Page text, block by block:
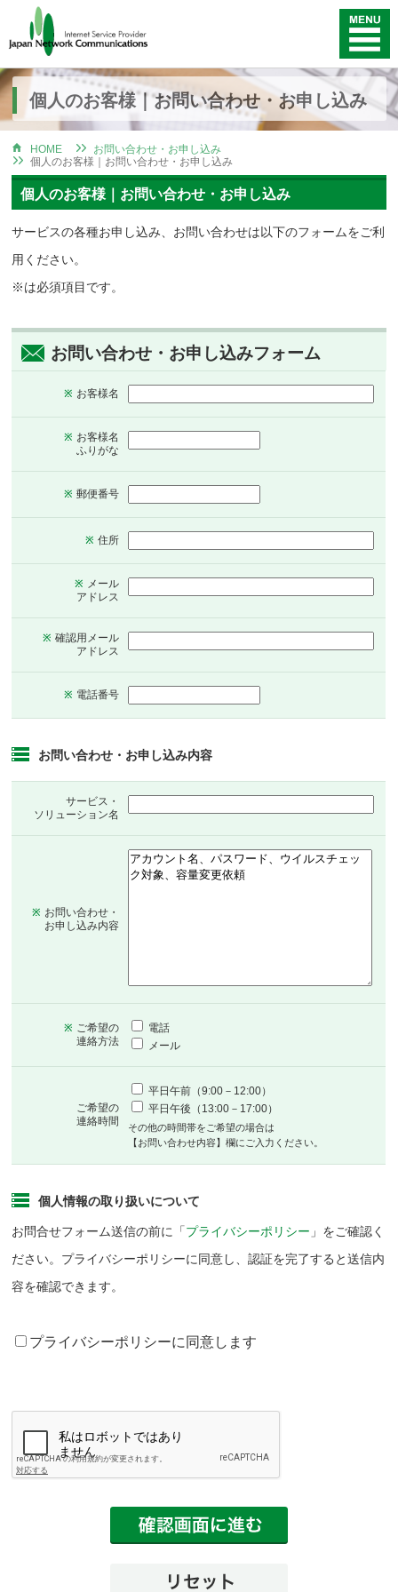
個人のお客様｜お問い合わせ・お申し込み
HOME
お問い合わせ・お申し込み
個人のお客様｜お問い合わせ・お申し込み
個人のお客様｜お問い合わせ・お申し込み
サービスの各種お申し込み、お問い合わせは以下のフォームをご利
用ください。
※は必須項目です。
お問い合わせ・お申し込みフォーム
※ お客様名
※ お客様名
ふりがな
※ 郵便番号
※ 住所
※ メール
アドレス
※ 確認用メール
アドレス
※ 電話番号
お問い合わせ・お申し込み内容
サービス・
ソリューション名
※ お問い合わせ・
お申し込み内容
※ ご希望の
連絡方法
電話
メール
ご希望の
連絡時間
平日午前（9:00－12:00）
平日午後（13:00－17:00）
その他の時間帯をご希望の場合は
【お問い合わせ内容】欄にご入力ください。
個人情報の取り扱いについて
お問合せフォーム送信の前に「プライバシーポリシー 」をご確認く
ださい。プライバシーポリシーに同意し、認証を完了すると送信内
容を確認できます。
プライバシーポリシーに同意します